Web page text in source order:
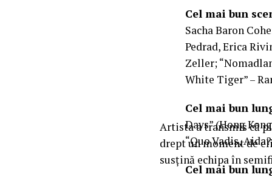
Cel mai bun
Sacha Baron
Pedrad, Erica
Zeller;
White Tiger” –
Cel mai bun
Days” (Hong
“Quo Vadis,
Cel mai bun
Artista a transmis că
drept un moment de
susțină echipa în